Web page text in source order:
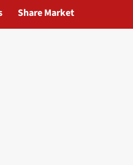
Share Market